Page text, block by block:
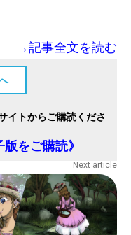
→記事全文を読む
イトからご購読くださ
をご購読》
Next article